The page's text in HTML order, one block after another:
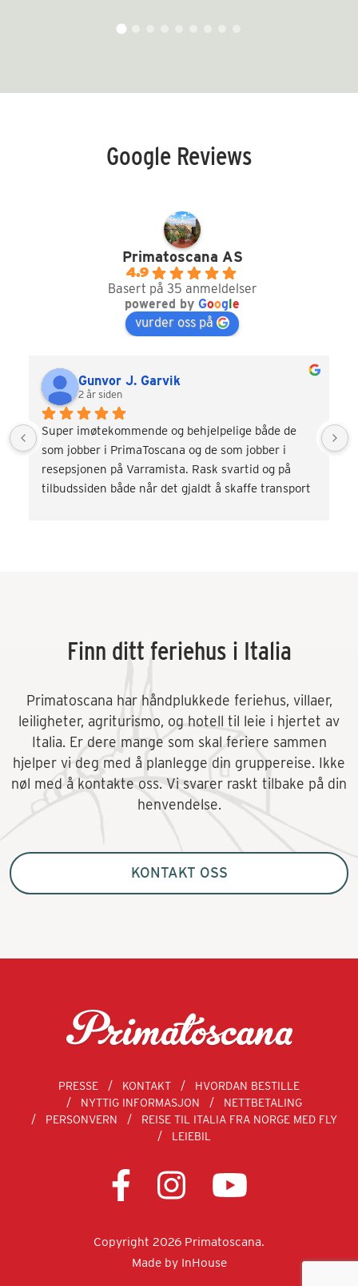
Google Reviews
Primatoscana AS
4.9
Basert på 35 anmeldelser
powered by Google
vurder oss på
Gunvor J. Garvik
2 år siden
Super imøtekommende og behjelpelige både de
som jobber i PrimaToscana og de som jobber i
resepsjonen på Varramista. Rask svartid og på
tilbudssiden både når det gjaldt å skaffe transport
Finn ditt feriehus i Italia
Primatoscana har håndplukkede feriehus, villaer,
leiligheter, agriturismo, og hotell til leie i hjertet av
Italia. Er dere mange som skal feriere sammen
hjelper vi deg med å planlegge din gruppereise. Ikke
nøl med å kontakte oss. Vi svarer raskt tilbake på din
henvendelse.
KONTAKT OSS
PRESSE KONTAKT
HVORDAN BESTILLE
NYTTIG INFORMASJON
NETTBETALING
PERSONVERN
REISE TIL ITALIA FRA NORGE MED FLY
LEIEBIL
Copyright 2026 Primatoscana.
Made by InHouse